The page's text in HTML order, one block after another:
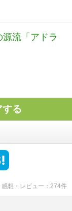
流「アドラ
る
感想・レビュー 274件